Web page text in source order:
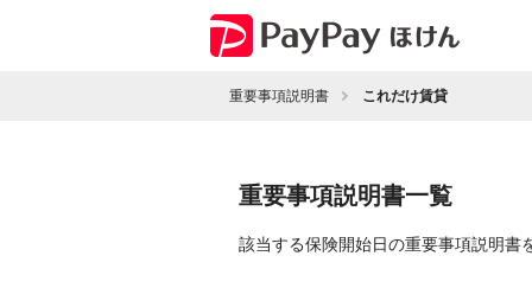
重要事項説明書 これだけ賃貸
重要事項説明書一覧
該当する保険開始日の重要事項説明書